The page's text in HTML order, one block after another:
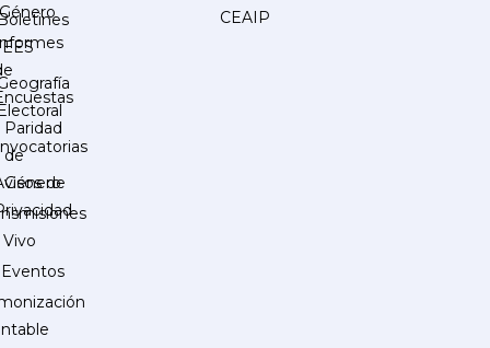
de
Género
Paridad
de
Género
Eventos
CEAIP